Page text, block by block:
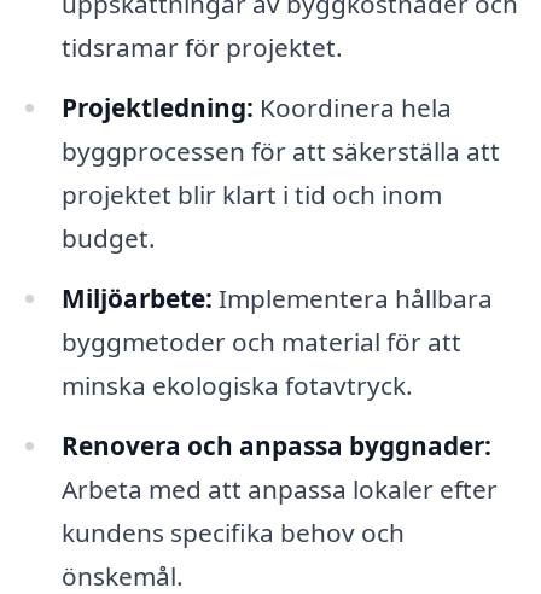
tidsramar för projektet.
Projektledning: Koordinera hela
byggprocessen för att säkerställa att
projektet blir klart i tid och inom
budget.
Miljöarbete: Implementera hållbara
byggmetoder och material för att
minska ekologiska fotavtryck.
Renovera och anpassa byggnader:
Arbeta med att anpassa lokaler efter
kundens specifika behov och
önskemål.